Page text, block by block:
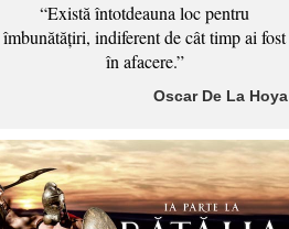
“Există întotdeauna loc pentru
îmbunătăţiri, indiferent de cât timp ai fost
în afacere.”
Oscar De La Hoya